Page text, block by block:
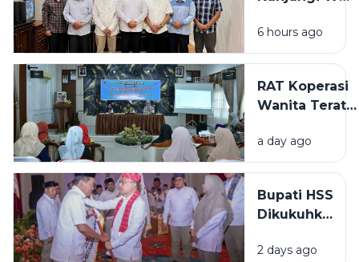
ke-21
Utara, Bahas
Sinergi
Pemerintahan
dan
Pelayanan
6 hours ago
RAT Koperasi
Wanita Teratai
Bahas
Kepengurusan
Penguatan
Ekonomi
a day ago
Bupati HSS
Dikukuhkan
DPC
2 days ago